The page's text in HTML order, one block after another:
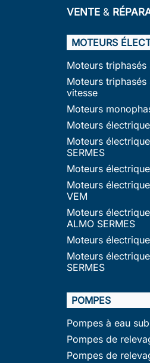
VENTE &
MOTEURS
Moteurs
Moteurs
vitesse
Moteurs
Moteurs
Moteurs
SERMES
Moteurs
Moteurs
VEM
Moteurs
ALMO SERMES
Moteurs
Moteurs
SERMES
POMPES
Pompes à eau
Pompes de
Pompes de